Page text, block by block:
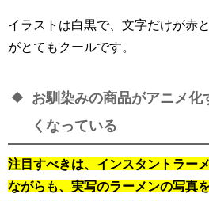
イラストは白黒で、文字だけが赤
がとてもクールです。
お馴染みの商品がアニメ化
くなっている
注目すべきは、インスタントラー
ながらも、実写のラーメンの写真